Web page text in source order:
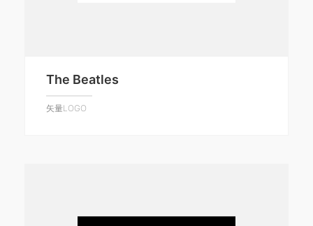
The Beatles
矢量LOGO